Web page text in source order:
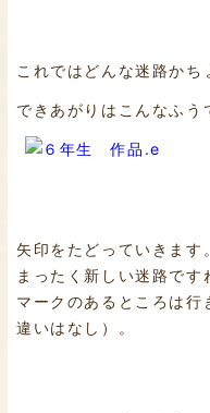
これではどんな迷路か
できあがりはこんなふう
矢印をたどっていきます。
まったく新しい迷路です
マークのあるところは
違いはなし）。